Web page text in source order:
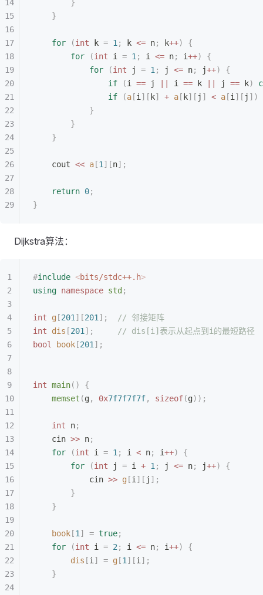
        }
    }
    for
(int k = 1 ; k <= n; k++)
{
        for
(int i = 1 ; i <= n; i++)
{
            for
(int j = 1 ; j <= n; j++)
{
                if
(i == j i == k j == k)
                if
(a [i ][ k] + a [ k][ j ] < a [i ][ j ])
            }
        }
    }
    cout
<< a [1 ][n];
    return
0;
}
Dijkstra算法：
#include <bits/stdc++.h>
using namespace std ;
int g [201 ][201 ];
  // 邻接矩阵
int dis [201 ];
     // dis[i]表示从起点到i的最短路径
bool
book [201 ];
int main()
{
    memset
(g, 0x7f7f7f7f, sizeof(g));
    int
n;
    cin
>> n;
    for
(int i = 1 ; i < n; i++)
{
        for
(int j = i + 1 ; j <= n; j++)
{
            cin
>> g [i ][ j ];
        }
    }
    book
[1 ] = true;
    for
(int i = 2 ; i <= n; i++)
{
        dis
[i ] = g [1 ][i ];
    }